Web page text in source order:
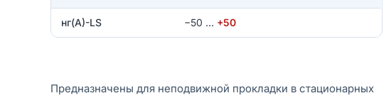
нг(А)-LS −50 … +50
Предназначены для неподвижной прокладки в стационарных